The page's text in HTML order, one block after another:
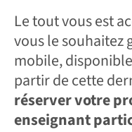
Le tout vous est
vous le souhaitez
mobile,
partir de cette
réserver votre
enseignant